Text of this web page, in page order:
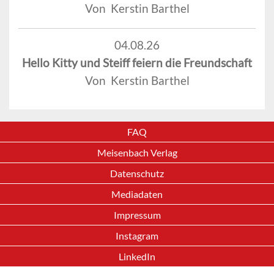
Von Kerstin Barthel
04.08.26
Hello Kitty und Steiff feiern die Freundschaft
Von Kerstin Barthel
FAQ
Meisenbach Verlag
Datenschutz
Mediadaten
Impressum
Instagram
LinkedIn